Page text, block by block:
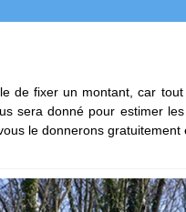
de fixer un montant, car
sera donné pour estimer
le donnerons gratuitement